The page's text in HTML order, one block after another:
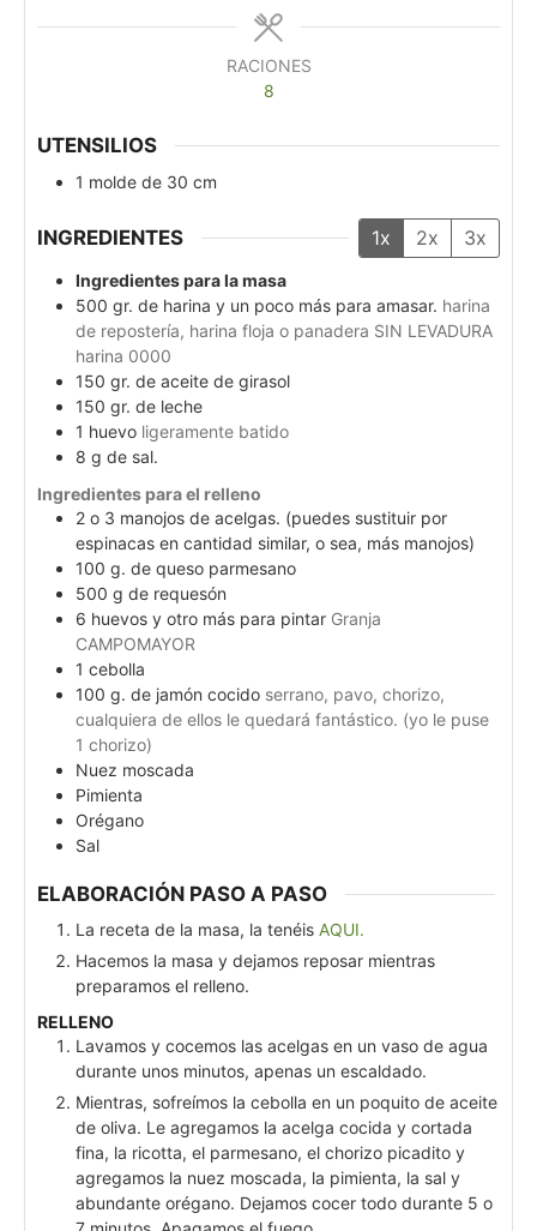
RACIONES
8
UTENSILIOS
1 molde de 30 cm
INGREDIENTES 1x 2x 3x
Ingredientes para la masa
500 gr. de harina y un poco más para amasar. harina
de repostería, harina floja o panadera SIN LEVADURA
harina 0000
150 gr. de aceite de girasol
150 gr. de leche
1 huevo ligeramente batido
8 g de sal.
Ingredientes para el relleno
2 o 3 manojos de acelgas. (puedes sustituir por
espinacas en cantidad similar, o sea, más manojos)
100 g. de queso parmesano
500 g de requesón
6 huevos y otro más para pintar Granja
CAMPOMAYOR
1 cebolla
100 g. de jamón cocido serrano, pavo, chorizo,
cualquiera de ellos le quedará fantástico. (yo le puse
1 chorizo)
Nuez moscada
Pimienta
Orégano
Sal
ELABORACIÓN PASO A PASO
La receta de la masa, la tenéis AQUI.
Hacemos la masa y dejamos reposar mientras
preparamos el relleno.
RELLENO
Lavamos y cocemos las acelgas en un vaso de agua
durante unos minutos, apenas un escaldado.
Mientras, sofreímos la cebolla en un poquito de aceite
de oliva. Le agregamos la acelga cocida y cortada
fina, la ricotta, el parmesano, el chorizo picadito y
agregamos la nuez moscada, la pimienta, la sal y
abundante orégano. Dejamos cocer todo durante 5 o